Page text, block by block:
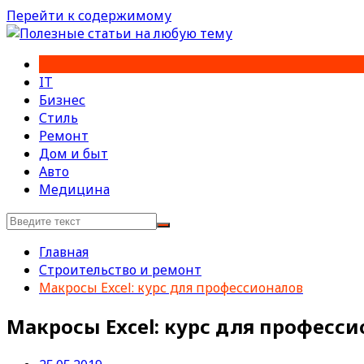
Перейти к содержимому
IT
Бизнес
Стиль
Ремонт
Дом и быт
Авто
Медицина
Главная
Строительство и ремонт
Макросы Excel: курс для профессионалов
Макросы Excel: курс для